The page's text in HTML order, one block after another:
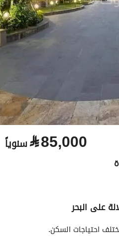
⃁85,000 سنوياً
القريبة
على البحر
احتياجات السكن.